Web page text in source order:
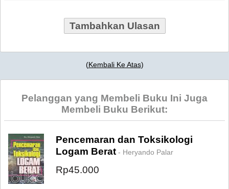
Tambahkan Ulasan
(Kembali Ke Atas)
Pelanggan yang Membeli Buku Ini Juga
Membeli Buku Berikut:
Pencemaran dan Toksikologi
Logam Berat - Heryando Palar
Rp45.000